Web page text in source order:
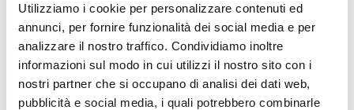
Utilizziamo i cookie per personalizzare contenuti ed
annunci, per fornire funzionalità dei social media e per
analizzare il nostro traffico. Condividiamo inoltre
informazioni sul modo in cui utilizzi il nostro sito con i
nostri partner che si occupano di analisi dei dati web,
pubblicità e social media, i quali potrebbero combinarle
Catene da neve
Vastissima scelta di prodotti per la cura e la pulizia auto
Tende da tetto e materiale per outdoor, camper e van life
Prodotti l'hi-far car